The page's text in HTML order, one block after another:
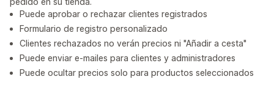
Puede aprobar o rechazar clientes registrados
Formulario de registro personalizado
Clientes rechazados no verán precios ni "Añadir a cesta"
Puede enviar e-mailes para clientes y administradores
Puede ocultar precios solo para productos seleccionados